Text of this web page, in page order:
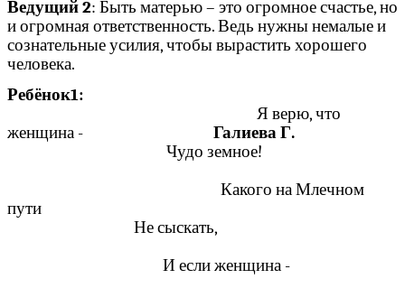
Ведущий 2: Быть матерью – это огромное счастье, но
и огромная ответственность. Ведь нужны немалые и
сознательные усилия, чтобы вырастить хорошего
человека.
Ребёнок1:
Я верю, что
женщина - Галиева Г.
Чудо земное!
Какого на Млечном
пути
Не сыскать,
И если женщина -